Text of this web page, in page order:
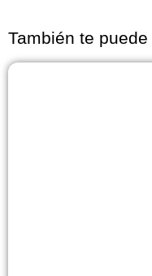
También te